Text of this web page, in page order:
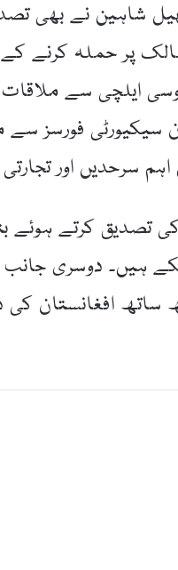
شاہین نے بھی
پر حملہ کرنے کے
ایلچی سے
سرحدیں اور
کرتے ہوئے
دوسری جانب
افغانستان کی دو